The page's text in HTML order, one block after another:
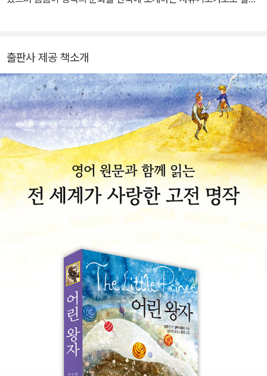
해 생텍쥐페리는 파리-사이공 노선 비행 기록을 깨려고 시도했지만,
었다. 1938년 뉴욕에서 티에라델푸에고까지 비행하려고 시도했지만
부상을 입고 과테말라와 뉴욕에서 오랫동안 회복 기간을 가졌다. 이
듬해에 『인간의 대지Terre des hommes』를 발표했고, 이 책으로
아카데미 프랑세즈 소설대상과 미국 내셔널 북 어워드를 수상했다.
제2차 세계 대전 중에는 2/33 비행단(1939~1940)에서 정찰 조종
사로 활동했다. 프랑스가 항복하자 뉴욕에 정착해 1942년에 『전시
조종사Pilote de guerre』를, 1943년에 『어느 포로에게 보낸 편지L
ettre a un otage』를 펴냈다. 그의 가장 큰 성공작인 『어린 왕자Le
Petit Prince』가 처음 출판된 곳도 뉴욕이었다. 이후 북아프리카로
가서 2/33 비행단에 다시 합류했다. 부상과 비행 금지 명령에도 불구
하고 생텍쥐페리는 임무를 계속 수행했다. 1944년 7월 31일 코르시
출판사 제공 책소개